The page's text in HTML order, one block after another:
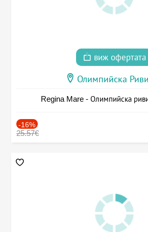
виж офертата
Олимпийска
Regina Mare - Олимпийска
-16%
25.57€